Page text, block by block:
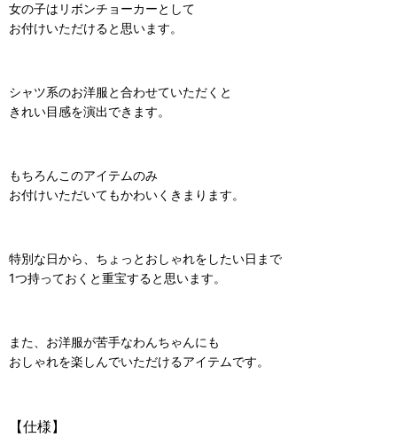
女の子はリボンチョーカーとして
お付けいただけると思います。
シャツ系のお洋服と合わせていただくと
きれい目感を演出できます。
もちろんこのアイテムのみ
お付けいただいてもかわいくきまります。
特別な日から、ちょっとおしゃれをしたい日まで
1つ持っておくと重宝すると思います。
また、お洋服が苦手なわんちゃんにも
おしゃれを楽しんでいただけるアイテムです。
【仕様】